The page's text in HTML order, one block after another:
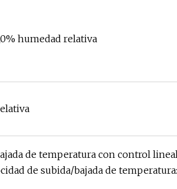
humedad relativa
de temperatura con control
de subida/bajada de